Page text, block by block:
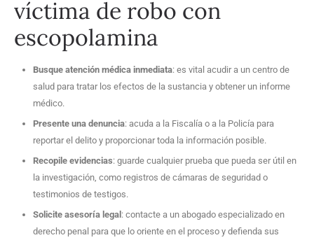
víctima de robo con
escopolamina
Busque atención médica inmediata: es vital acudir a un centro de
salud para tratar los efectos de la sustancia y obtener un informe
médico.
Presente una denuncia: acuda a la Fiscalía o a la Policía para
reportar el delito y proporcionar toda la información posible.
Recopile evidencias: guarde cualquier prueba que pueda ser útil en
la investigación, como registros de cámaras de seguridad o
testimonios de testigos.
Solicite asesoría legal : contacte a un abogado especializado en
derecho penal para que lo oriente en el proceso y defienda sus